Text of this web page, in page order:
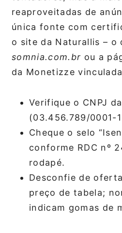
reaproveitadas de
única fonte com
o site da Naturallis – o
somnia.com.br ou a
da Monetizze
Verifique o CNPJ
(03.456.789/0001-
Cheque o selo
conforme RDC nº
rodapé.
Desconfie de
preço de tabela;
indicam gomas de